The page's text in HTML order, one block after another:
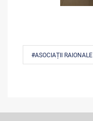
#ASOCIAȚII RAIONALE